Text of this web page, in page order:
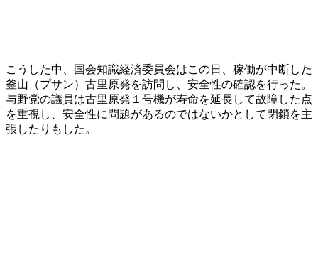
こうした中、国会知識経済委員会はこの日、稼働が中断した
釜山（プサン）古里原発を訪問し、安全性の確認を行った。
与野党の議員は古里原発１号機が寿命を延長して故障した点
を重視し、安全性に問題があるのではないかとして閉鎖を主
張したりもした。